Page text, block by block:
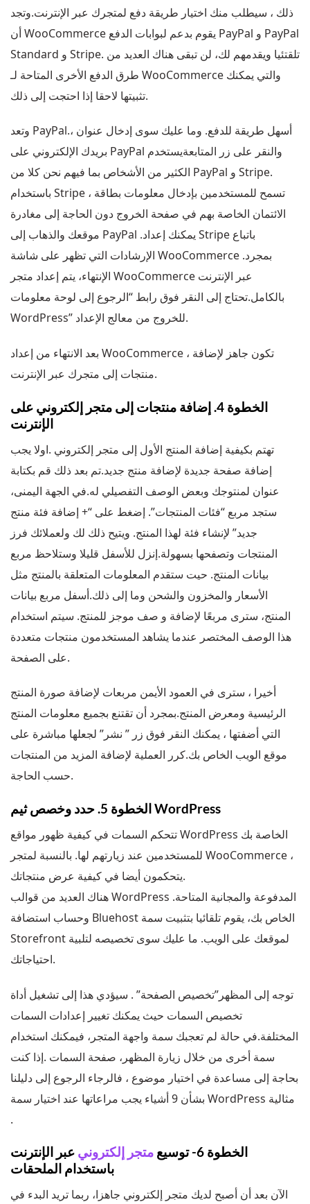
ذلك ، سيطلب منك اختيار طريقة دفع لمتجرك عبر الإنترنت.وتجد
أن WooCommerce يقوم بدعم لبوابات الدفع PayPal و PayPal
Standard و Stripe. تلقتئيا ويقدمهم لك، لن تبقى هناك العديد من
طرق الدفع الأخرى المتاحة لـ WooCommerce والتي يمكنك
تثبيتها لاحقا إذا احتجت إلى ذلك.
وتعد PayPal.، أسهل طريقة للدفع. وما عليك سوى إدخال عنوان
بريدك الإلكتروني على PayPal والنقر على زر المتابعةيستخدم
الكثير من الأشخاص بما فيهم نحن كلا من PayPal و Stripe.
باستخدام Stripe ، تسمح للمستخدمين بإدخال معلومات بطاقة
الائتمان الخاصة بهم في صفحة الخروج دون الحاجة إلى مغادرة
موقعك والذهاب إلى PayPal .يمكنك إعداد Stripe باتباع
الإرشادات التي تظهر على شاشة WooCommerce .بمجرد
الإنتهاء، يتم إعداد متجر WooCommerce عبر الإنترنت
بالكامل.تحتاج إلى النقر فوق رابط “الرجوع إلى لوحة معلومات
WordPress” للخروج من معالج الإعداد.
بعد الانتهاء من إعداد WooCommerce ، تكون جاهز لإضافة
منتجات إلى متجرك عبر الإنترنت.
الخطوة 4. إضافة منتجات إلى متجر إلكتروني على
الإنترنت
تهتم بكيفية إضافة المنتج الأول إلى متجر إلكتروني .اولا يجب
إضافة صفحة جديدة لإضافة منتج جديد.تم بعد ذلك قم بكتابة
عنوان لمنتوجك وبعض الوصف التفصيلي له.في الجهة اليمنى،
ستجد مربع “فئات المنتجات”. إضغط على “+ إضافة فئة منتج
جديد” لإنشاء فئة لهذا المنتج. ويتيح ذلك لك ولعملائك فرز
المنتجات وتصفحها بسهولة.إنزل للأسفل قليلا وستلاحظ مربع
بيانات المنتج. حيت ستقدم المعلومات المتعلقة بالمنتج مثل
الأسعار والمخزون والشحن وما إلى ذلك.أسفل مربع بيانات
المنتج، سترى مربعًا لإضافة و صف موجز للمنتج. سيتم استخدام
هذا الوصف المختصر عندما يشاهد المستخدمون منتجات متعددة
على الصفحة.
أخيرا ، سترى في العمود الأيمن مربعات لإضافة صورة المنتج
الرئيسية ومعرض المنتج.بمجرد أن تقتنع بجميع معلومات المنتج
التي أضفتها ، يمكنك النقر فوق زر ” نشر” لجعلها مباشرة على
موقع الويب الخاص بك.كرر العملية لإضافة المزيد من المنتجات
حسب الحاجة.
الخطوة 5. حدد وخصص ثيم WordPress
تتحكم السمات في كيفية ظهور مواقع WordPress الخاصة بك
للمستخدمين عند زيارتهم لها. بالنسبة لمتجر WooCommerce ،
يتحكمون أيضا في كيفية عرض منتجاتك.
هناك العديد من قوالب WordPress المدفوعة والمجانية المتاحة.
وحساب استضافة Bluehost الخاص بك، يقوم تلقائيا بتثبيت سمة
Storefront لموقعك على الويب. ما عليك سوى تخصيصه لتلبية
احتياجاتك.
توجه إلى المظهر”تخصيص الصفحة” . سيؤدي هذا إلى تشغيل أداة
تخصيص السمات حيث يمكنك تغيير إعدادات السمات
المختلفة.في حالة لم تعجبك سمة واجهة المتجر، فيمكنك استخدام
سمة أخرى من خلال زيارة المظهر، صفحة السمات .إذا كنت
بحاجة إلى مساعدة في اختيار موضوع ، فالرجاء الرجوع إلى دليلنا
بشأن 9 أشياء يجب مراعاتها عند اختيار سمة WordPress مثالية
.
الخطوة 6- توسيع متجر إلكتروني عبر الإنترنت
باستخدام الملحقات
الآن بعد أن أصبح لديك متجر إلكتروني جاهزا، ربما تريد البدء في